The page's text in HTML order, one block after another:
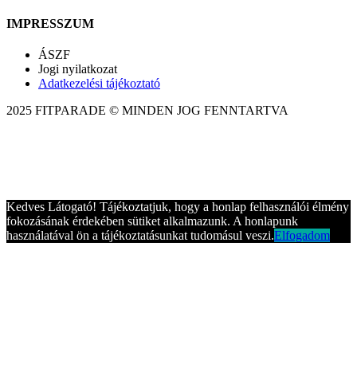
IMPRESSZUM
ÁSZF
Jogi nyilatkozat
Adatkezelési tájékoztató
2025 FITPARADE © MINDEN JOG FENNTARTVA
Kedves Látogató! Tájékoztatjuk, hogy a honlap felhasználói élmény
fokozásának érdekében sütiket alkalmazunk. A honlapunk
használatával ön a tájékoztatásunkat tudomásul veszi.Elfogadom